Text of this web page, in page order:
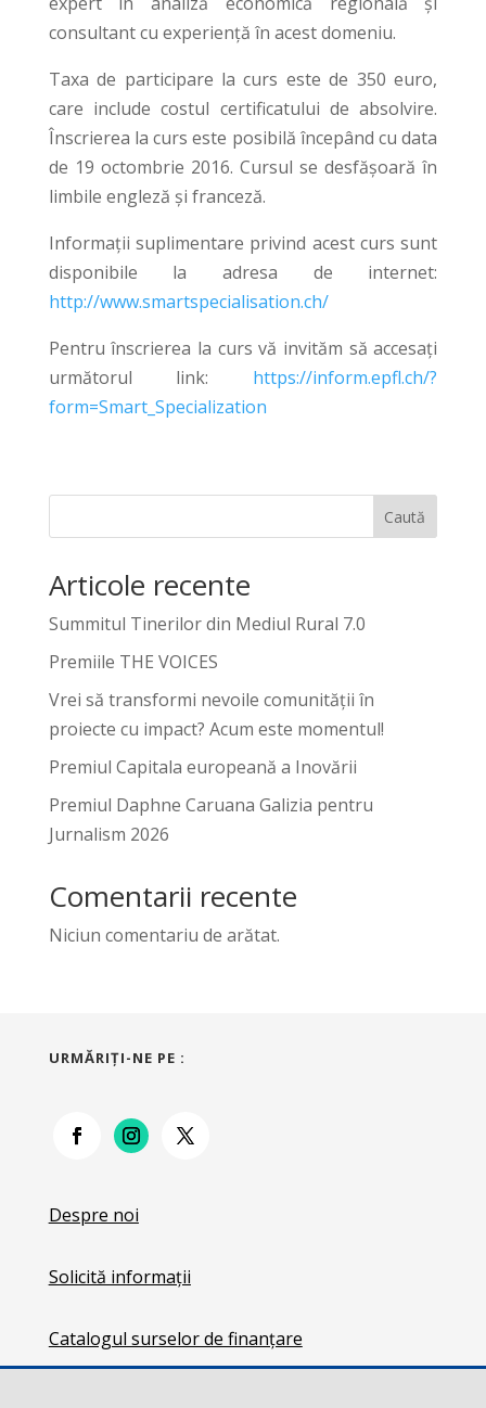
consultant cu experiență în acest domeniu.
Taxa de participare la curs este de 350 euro,
care include costul certificatului de absolvire.
Înscrierea la curs este posibilă începând cu data
de 19 octombrie 2016. Cursul se desfășoară în
limbile engleză și franceză.
Informații suplimentare privind acest curs sunt
disponibile la adresa de internet:
http://www.smartspecialisation.ch/
Pentru înscrierea la curs vă invităm să accesați
următorul link: https://inform.epfl.ch/?
form=Smart_Specialization
Caută
Articole recente
Summitul Tinerilor din Mediul Rural 7.0
Premiile THE VOICES
Vrei să transformi nevoile comunității în
proiecte cu impact? Acum este momentul!
Premiul Capitala europeană a Inovării
Premiul Daphne Caruana Galizia pentru
Jurnalism 2026
Comentarii recente
Niciun comentariu de arătat.
URMĂRIŢI-NE PE :
Despre noi
Solicită informații
Catalogul surselor de finanțare